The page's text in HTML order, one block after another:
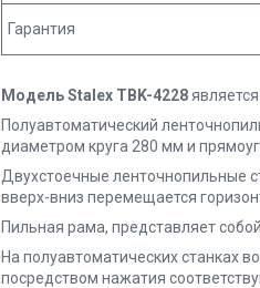
Гарантия
Модель Stalex TBK-4228
Полуавтоматический
диаметром круга 280 мм и
Двухстоечные ленточнопильные
вверх-вниз перемещается
Пильная рама, представляет
На полуавтоматических станках
посредством нажатия